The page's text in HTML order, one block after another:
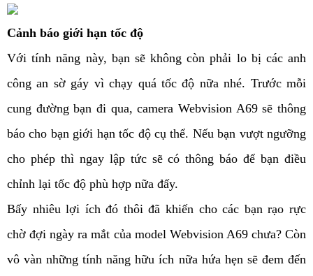
Cảnh báo giới hạn tốc độ
Với tính năng này, bạn sẽ không còn phải lo bị các anh
công an sờ gáy vì chạy quá tốc độ nữa nhé. Trước mỗi
cung đường bạn đi qua, camera Webvision A69 sẽ thông
báo cho bạn giới hạn tốc độ cụ thể. Nếu bạn vượt ngưỡng
cho phép thì ngay lập tức sẽ có thông báo để bạn điều
chỉnh lại tốc độ phù hợp nữa đấy.
Bấy nhiêu lợi ích đó thôi đã khiến cho các bạn rạo rực
chờ đợi ngày ra mắt của model Webvision A69 chưa? Còn
vô vàn những tính năng hữu ích nữa hứa hẹn sẽ đem đến